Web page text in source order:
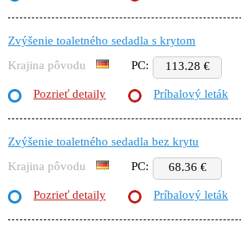
Zvýšenie toaletného sedadla s krytom
Krajina pôvodu
PC: 113.28 €
Pozrieť detaily Príbalový leták
Zvýšenie toaletného sedadla bez krytu
Krajina pôvodu
PC: 68.36 €
Pozrieť detaily Príbalový leták